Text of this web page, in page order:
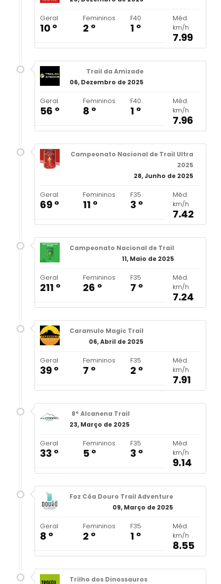
Geral
10 º
Femininos
2 º
F40
1 º
Méd.
km/h
7.99
Trail da Amizade
06, Dezembro de 2025
Geral
56 º
Femininos
8 º
F40
1 º
Méd.
km/h
7.96
Campeonato Nacional de Trail Ultra
2025
28, Junho de 2025
Geral
69 º
Femininos
11 º
F35
3 º
Méd.
km/h
7.42
Campeonato Nacional de Trail
11, Maio de 2025
Geral
211 º
Femininos
26 º
F35
7 º
Méd.
km/h
7.24
Caramulo Magic Trail
06, Abril de 2025
Geral
39 º
Femininos
7 º
F35
2 º
Méd.
km/h
7.91
8º Alcanena Trail
23, Março de 2025
Geral
33 º
Femininos
5 º
F35
3 º
Méd.
km/h
9.14
Foz Côa Douro Trail Adventure
09, Março de 2025
Geral
8 º
Femininos
2 º
F35
1 º
Méd.
km/h
8.55
Trilho dos Dinossauros